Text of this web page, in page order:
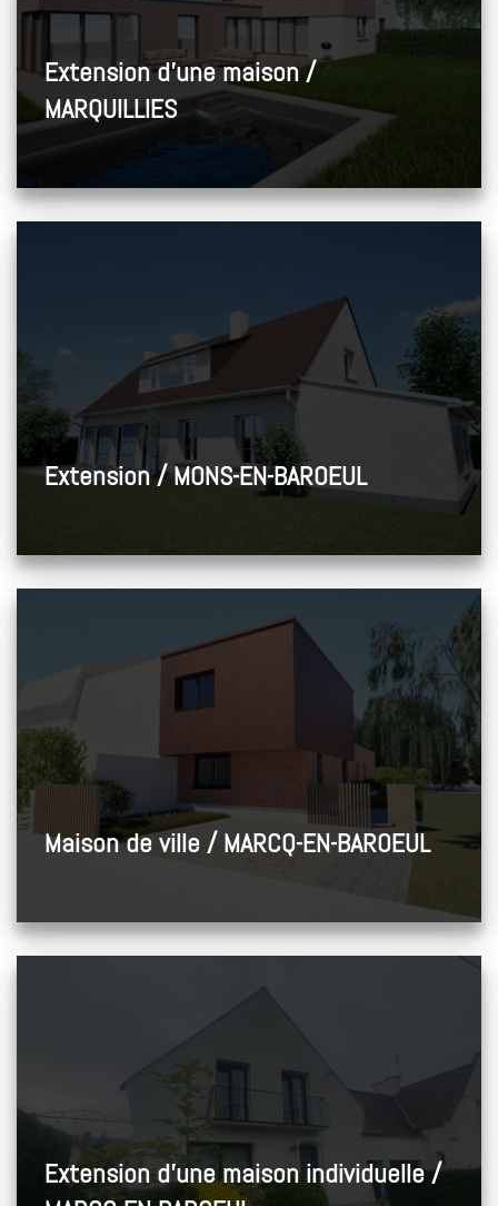
Extension d’une maison /
MARQUILLIES
Extension / MONS-EN-BAROEUL
Maison de ville / MARCQ-EN-BAROEUL
Extension d’une maison individuelle /